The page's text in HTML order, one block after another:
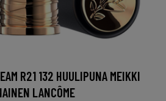
R21 132 HUULIPUNA MEIKKI
LANCÔME